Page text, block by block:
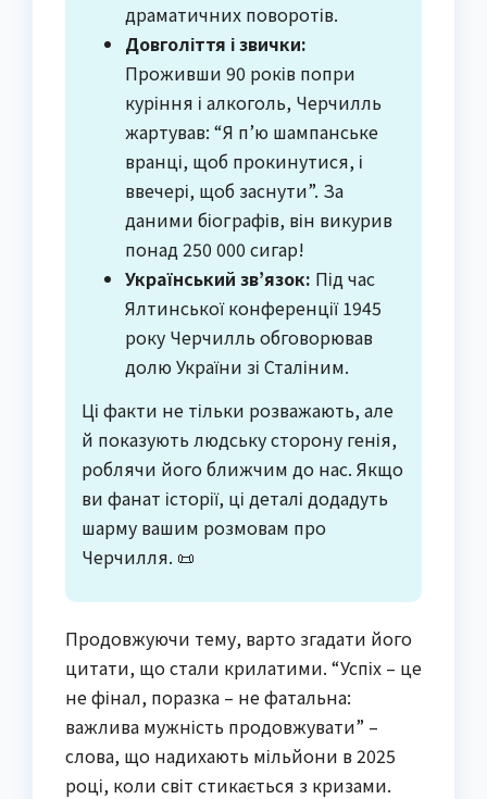
драматичних поворотів.
Довголіття і звички:
Проживши 90 років попри
куріння і алкоголь, Черчилль
жартував: “Я п’ю шампанське
вранці, щоб прокинутися, і
ввечері, щоб заснути”. За
даними біографів, він викурив
понад 250 000 сигар!
Український зв’язок: Під час
Ялтинської конференції 1945
року Черчилль обговорював
долю України зі Сталіним.
Ці факти не тільки розважають, але
й показують людську сторону генія,
роблячи його ближчим до нас. Якщо
ви фанат історії, ці деталі додадуть
шарму вашим розмовам про
Черчилля. 📜
Продовжуючи тему, варто згадати його
цитати, що стали крилатими. “Успіх – це
не фінал, поразка – не фатальна:
важлива мужність продовжувати” –
слова, що надихають мільйони в 2025
році, коли світ стикається з кризами.